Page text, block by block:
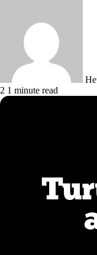
2 1 minute read